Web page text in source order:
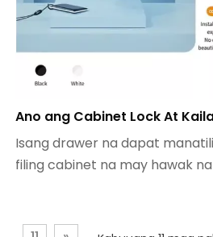
Isang drawer na dapat
filing cabinet na may hawak na